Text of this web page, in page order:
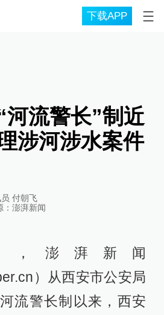
下载APP
河流警长”制近
涉河涉水案件
付朝飞
澎湃新闻
澎湃新闻
）从西安市公安局
流警长制以来，西安